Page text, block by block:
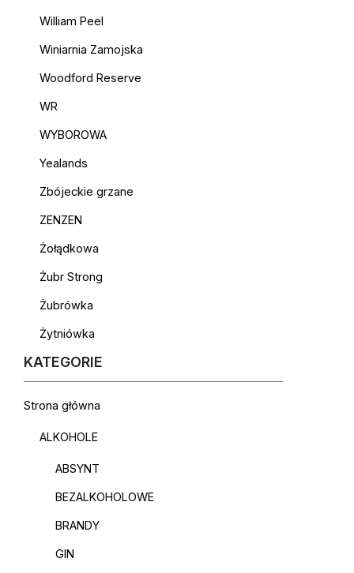
William Peel
Winiarnia Zamojska
Woodford Reserve
WR
WYBOROWA
Yealands
Zbójeckie grzane
ZENZEN
Żołądkowa
Żubr Strong
Żubrówka
Żytniówka
KATEGORIE
Strona główna
ALKOHOLE
ABSYNT
BEZALKOHOLOWE
BRANDY
GIN